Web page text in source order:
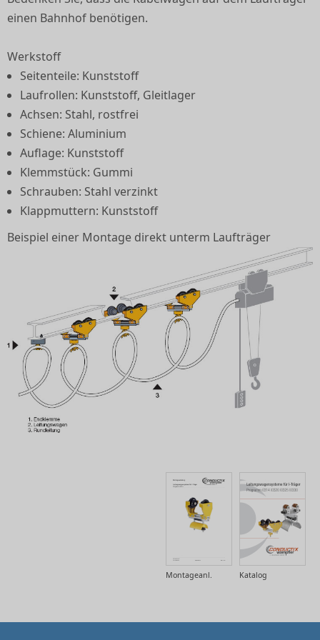
einen Bahnhof benötigen.
Werkstoff
Seitenteile: Kunststoff
Laufrollen: Kunststoff, Gleitlager
Achsen: Stahl, rostfrei
Schiene: Aluminium
Auflage: Kunststoff
Klemmstück: Gummi
Schrauben: Stahl verzinkt
Klappmuttern: Kunststoff
Beispiel einer Montage direkt unterm Laufträger
Katalog
Montageanl.